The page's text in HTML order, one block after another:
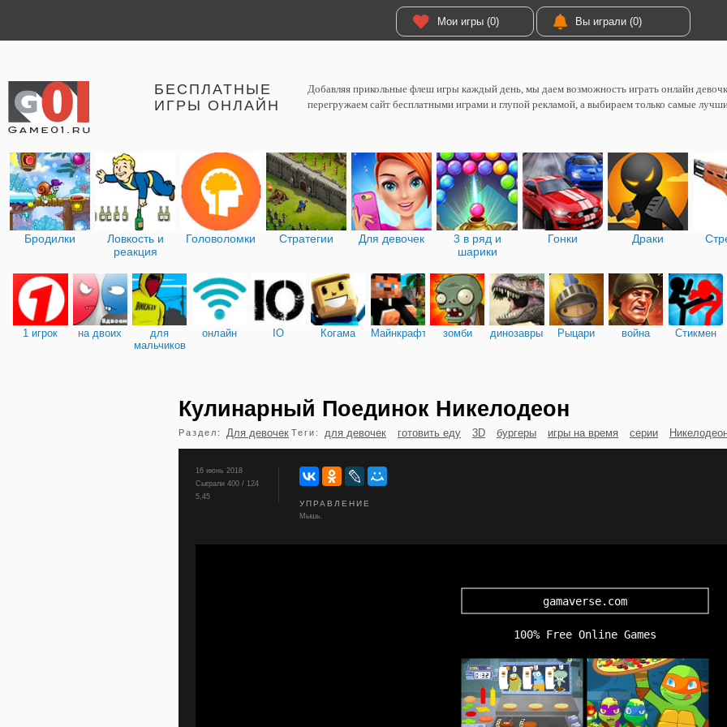
Мои игры (0) Вы играли (0)
БЕСПЛАТНЫЕ
ИГРЫ ОНЛАЙН
Добавляя прикольные флеш игры каждый день, мы даем возможность играть онлайн
перегружаем сайт бесплатными играми и глупой рекламой, а выбираем только самые
Бродилки
Ловкость и
реакция
Головоломки Стратегии Для девочек
3 в ряд и
шарики
Гонки Драки
1 игрок на двоих
для
мальчиков
онлайн IO Когама Майнкрафт зомби динозавры Рыцари война Стикмен
Кулинарный Поединок Никелодеон
Раздел: Для девочек Теги: для девочек готовить еду 3D бургеры игры на время серии
16 июнь 2018
Сыграли 400 / 124
5,45
УПРАВЛЕНИЕ
Мышь.